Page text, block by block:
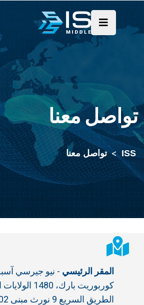
تواصل معنا
ISS
> تواصل معنا
المقر الرئيسي - نيو جيرسي
كوربوريت بارك،
الطريق السريع 9 نورث مبنى 202 وودبريد